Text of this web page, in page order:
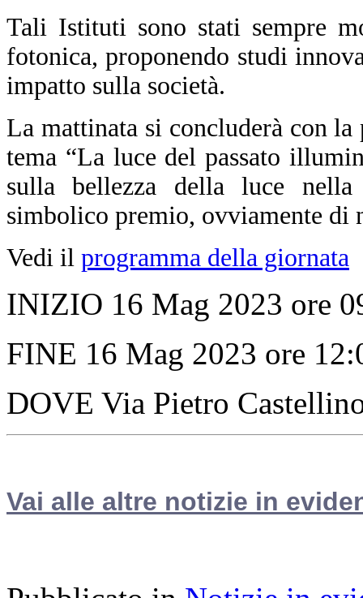
Tali Istituti sono stati sempre
fotonica, proponendo studi
impatto sulla società.
La mattinata si concluderà con
tema “La luce del passato
sulla bellezza della luce nella
simbolico premio, ovviamente di
Vedi il programma della giornata
INIZIO 16 Mag 2023 ore
FINE 16 Mag 2023 ore
DOVE Via Pietro
Vai alle altre notizie in